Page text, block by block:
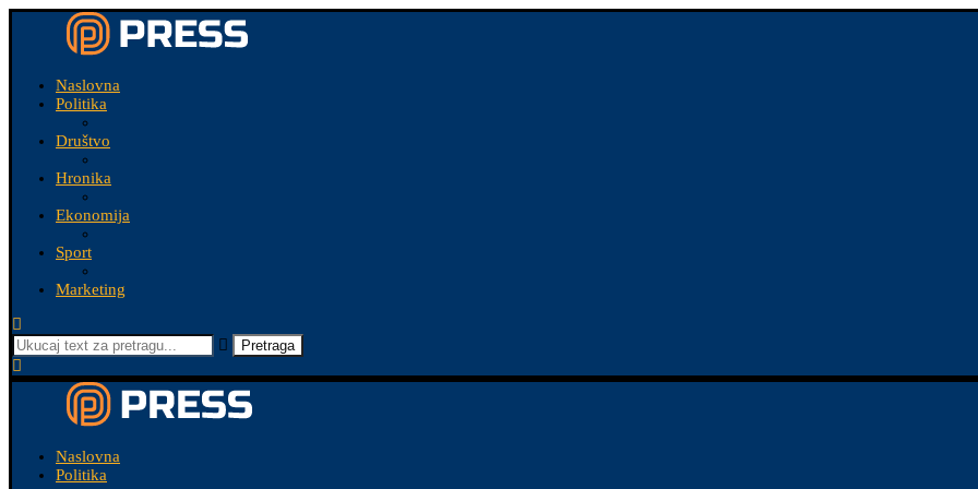
Naslovna
Politika
Društvo
Hronika
Ekonomija
Sport
Marketing
Pretraga
Naslovna
Politika